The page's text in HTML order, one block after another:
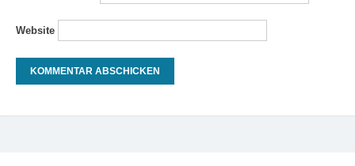
Website